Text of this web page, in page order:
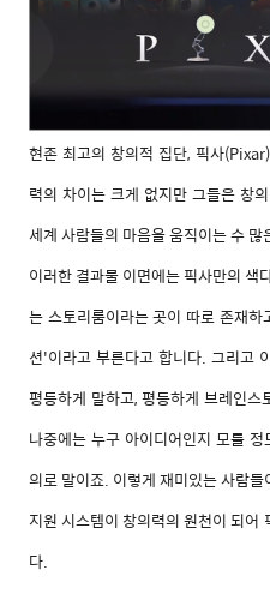
현존 최고의 창의적 집단, 픽사
력의 차이는 크게 없지만그들은 창
세계 사람들의 마음을 움직이는수 많
이러한 결과물 이면에는 픽사만의 색
는 스토리룸이라는 곳이 따로 존재
션'이라고 부른다고 합니다. 그리고
평등하게 말하고, 평등하게 브레인
나중에는 누구 아이디어인지 모를
의로 말이죠. 이렇게 재미있는 사람
지원 시스템이 창의력의 원천이 되어
다.